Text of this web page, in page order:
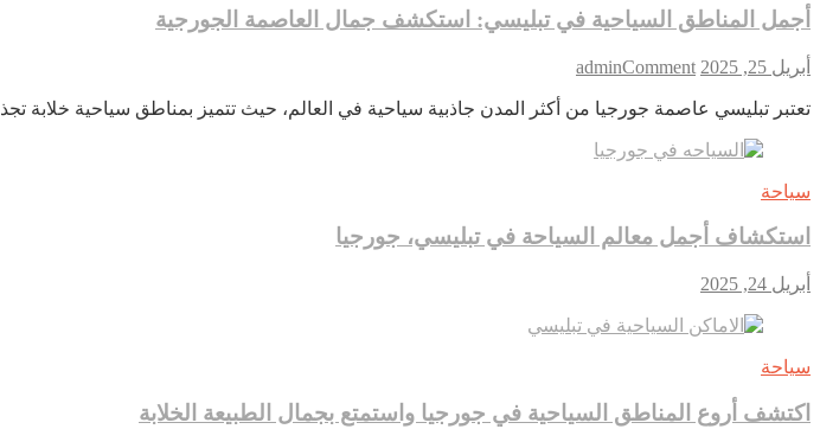
أجمل المناطق السياحية في تبليسي: استكشف جمال العاصمة الجورجية
أبريل 25, 2025 adminComment
on
المناطق
جمال
العاصمة
تعتبر تبليسي عاصمة جورجيا من أكثر المدن جاذبية سياحية في العالم، حيث تتميز بمناطق سياحية خلابة
سياحة
استكشاف أجمل معالم السياحة في تبليسي، جورجيا
أبريل 24, 2025
سياحة
اكتشف أروع المناطق السياحية في جورجيا واستمتع بجمال الطبيعة الخلابة